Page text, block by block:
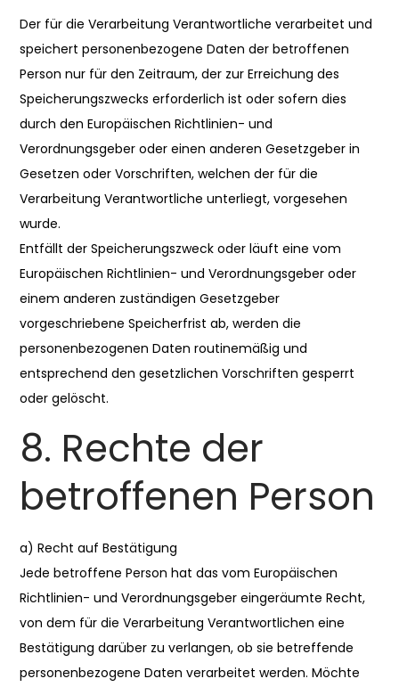
Der für die Verarbeitung Verantwortliche verarbeitet und
speichert personenbezogene Daten der betroffenen
Person nur für den Zeitraum, der zur Erreichung des
Speicherungszwecks erforderlich ist oder sofern dies
durch den Europäischen Richtlinien- und
Verordnungsgeber oder einen anderen Gesetzgeber in
Gesetzen oder Vorschriften, welchen der für die
Verarbeitung Verantwortliche unterliegt, vorgesehen
wurde.
Entfällt der Speicherungszweck oder läuft eine vom
Europäischen Richtlinien- und Verordnungsgeber oder
einem anderen zuständigen Gesetzgeber
vorgeschriebene Speicherfrist ab, werden die
personenbezogenen Daten routinemäßig und
entsprechend den gesetzlichen Vorschriften gesperrt
oder gelöscht.
8. Rechte der
betroffenen Person
a) Recht auf Bestätigung
Jede betroffene Person hat das vom Europäischen
Richtlinien- und Verordnungsgeber eingeräumte Recht,
von dem für die Verarbeitung Verantwortlichen eine
Bestätigung darüber zu verlangen, ob sie betreffende
personenbezogene Daten verarbeitet werden. Möchte